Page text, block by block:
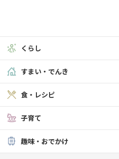
くらし
すまい・でんき
食・レシピ
子育て
趣味・おでかけ